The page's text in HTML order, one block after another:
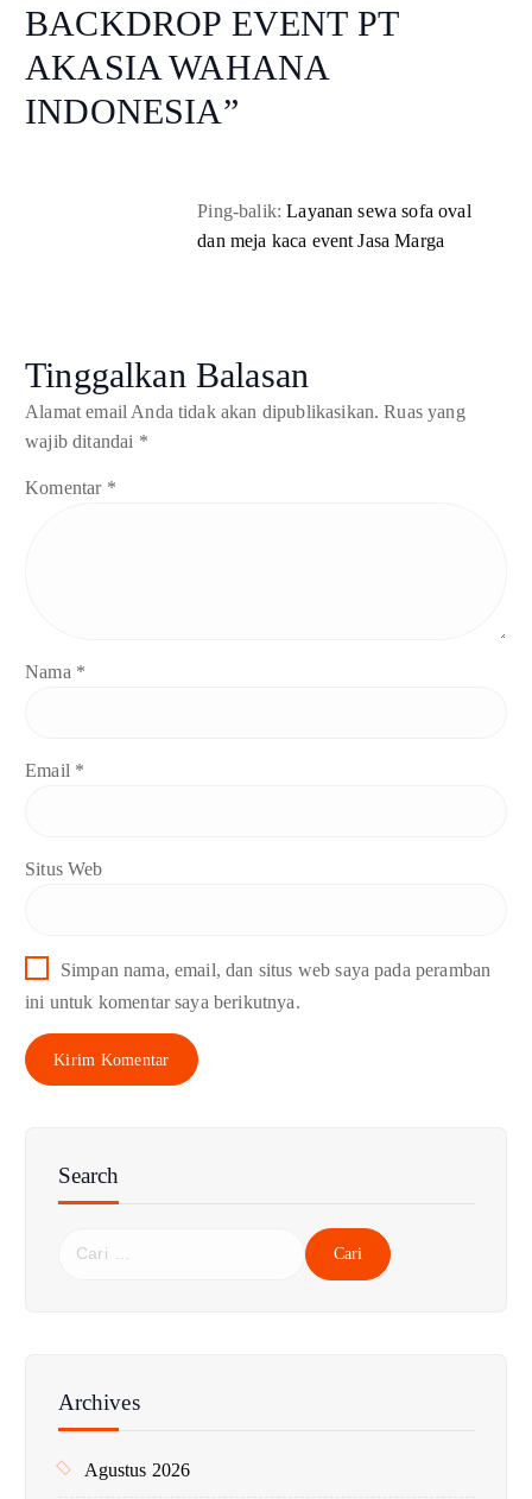
BACKDROP EVENT PT
AKASIA WAHANA
INDONESIA”
Ping-balik:Layanan sewa sofa oval
dan meja kaca event Jasa Marga
Tinggalkan Balasan
Alamat email Anda tidak akan dipublikasikan. Ruas yang
wajib ditandai *
Komentar *
Nama *
Email *
Situs Web
Simpan nama, email, dan situs web saya pada peramban
ini untuk komentar saya berikutnya.
Search
n
k
Archives
Agustus 2026